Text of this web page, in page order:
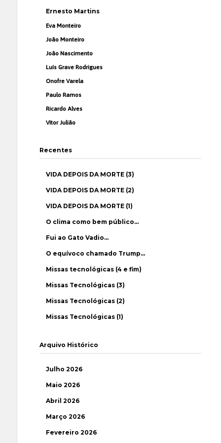
Ernesto Martins
Eva Monteiro
João Monteiro
João Nascimento
Luís Grave Rodrigues
Onofre Varela
Paulo Ramos
Ricardo Alves
Vítor Julião
Recentes
VIDA DEPOIS DA MORTE (3)
VIDA DEPOIS DA MORTE (2)
VIDA DEPOIS DA MORTE (1)
O clima como bem público…
Fui ao Gato Vadio…
O equívoco chamado Trump…
Missas tecnológicas (4 e fim)
Missas Tecnológicas (3)
Missas Tecnológicas (2)
Missas Tecnológicas (1)
Arquivo Histórico
Julho 2026
Maio 2026
Abril 2026
Março 2026
Fevereiro 2026